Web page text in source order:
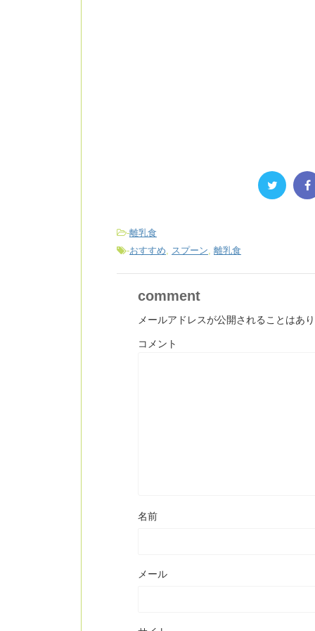
-離乳食
-おすすめ, スプーン, 離乳食
comment
メールアドレスが公開されることはあ
コメント
名前
メール